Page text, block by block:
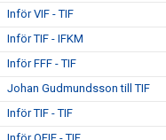
Inför VIF - TIF
Inför TIF - IFKM
Inför FFF - TIF
Johan Gudmundsson till TIF
Inför TIF - TIF